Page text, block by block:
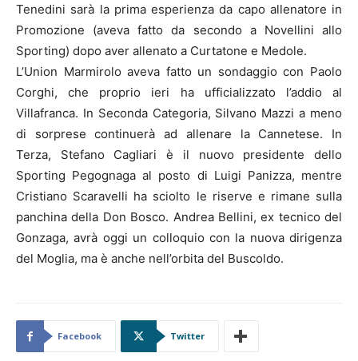
Tenedini sarà la prima esperienza da capo allenatore in
Promozione (aveva fatto da secondo a Novellini allo
Sporting) dopo aver allenato a Curtatone e Medole.
L’Union Marmirolo aveva fatto un sondaggio con Paolo
Corghi, che proprio ieri ha ufficializzato l’addio al
Villafranca. In Seconda Categoria, Silvano Mazzi a meno
di sorprese continuerà ad allenare la Cannetese. In
Terza, Stefano Cagliari è il nuovo presidente dello
Sporting Pegognaga al posto di Luigi Panizza, mentre
Cristiano Scaravelli ha sciolto le riserve e rimane sulla
panchina della Don Bosco. Andrea Bellini, ex tecnico del
Gonzaga, avrà oggi un colloquio con la nuova dirigenza
del Moglia, ma è anche nell’orbita del Buscoldo.
Facebook Twitter